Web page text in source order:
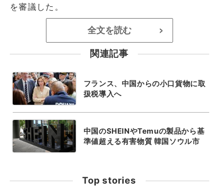
を審議した。
全文を読む >
関連記事
フランス、中国からの小口貨物に取
扱税導入へ
中国のSHEINやTemuの製品から基
準値超える有害物質 韓国ソウル市
Top stories